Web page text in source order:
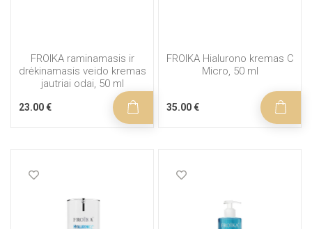
FROIKA raminamasis ir
drėkinamasis veido kremas
jautriai odai, 50 ml
23.00 €
FROIKA Hialurono kremas C
Micro, 50 ml
35.00 €